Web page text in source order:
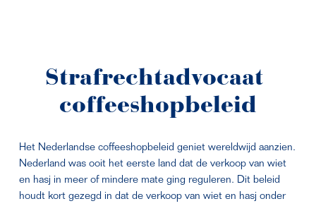
Strafrechtadvocaat
coffeeshopbeleid
Het Nederlandse coffeeshopbeleid geniet wereldwijd aanzien.
Nederland was ooit het eerste land dat de verkoop van wiet
en hasj in meer of mindere mate ging reguleren. Dit beleid
houdt kort gezegd in dat de verkoop van wiet en hasj onder